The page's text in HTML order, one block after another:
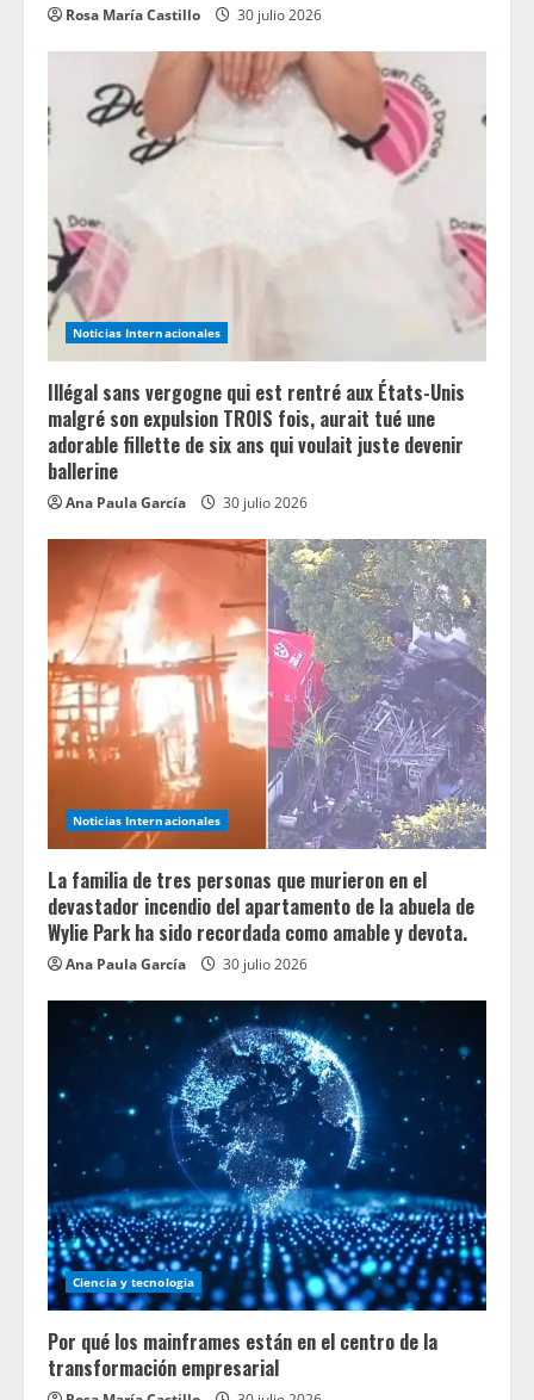
Rosa María Castillo 30 julio 2026
Noticias Internacionales
Illégal sans vergogne qui est rentré aux États-Unis
malgré son expulsion TROIS fois, aurait tué une
adorable fillette de six ans qui voulait juste devenir
ballerine
Ana Paula García 30 julio 2026
Noticias Internacionales
La familia de tres personas que murieron en el
devastador incendio del apartamento de la abuela de
Wylie Park ha sido recordada como amable y devota.
Ana Paula García 30 julio 2026
Ciencia y tecnologia
Por qué los mainframes están en el centro de la
transformación empresarial